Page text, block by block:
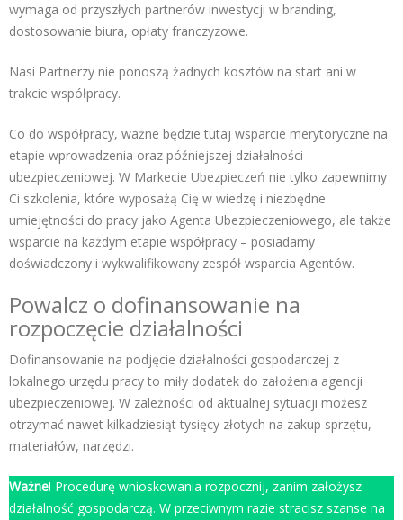
wymaga od przyszłych partnerów inwestycji w branding,
dostosowanie biura, opłaty franczyzowe.
Nasi Partnerzy nie ponoszą żadnych kosztów na start ani w
trakcie współpracy.
Co do współpracy, ważne będzie tutaj wsparcie merytoryczne na
etapie wprowadzenia oraz późniejszej działalności
ubezpieczeniowej. W Markecie Ubezpieczeń nie tylko zapewnimy
Ci szkolenia, które wyposażą Cię w wiedzę i niezbędne
umiejętności do pracy jako Agenta Ubezpieczeniowego, ale także
wsparcie na każdym etapie współpracy – posiadamy
doświadczony i wykwalifikowany zespół wsparcia Agentów.
Powalcz o dofinansowanie na
rozpoczęcie działalności
Dofinansowanie na podjęcie działalności gospodarczej z
lokalnego urzędu pracy to miły dodatek do założenia agencji
ubezpieczeniowej. W zależności od aktualnej sytuacji możesz
otrzymać nawet kilkadziesiąt tysięcy złotych na zakup sprzętu,
materiałów, narzędzi.
Ważne! Procedurę wnioskowania rozpocznij, zanim założysz
działalność gospodarczą. W przeciwnym razie stracisz szanse na